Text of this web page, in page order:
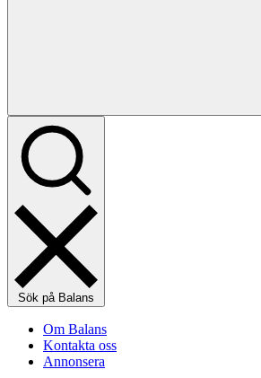
Sök på Balans
Om Balans
Kontakta oss
Annonsera